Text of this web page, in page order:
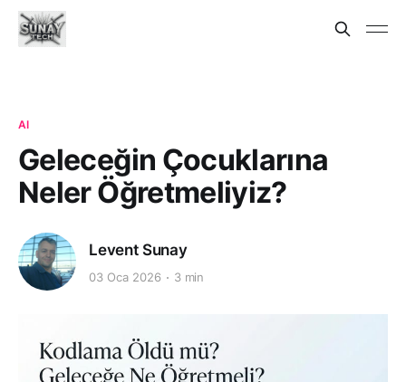
AI
Geleceğin Çocuklarına
Neler Öğretmeliyiz?
Levent Sunay
03 Oca 2026 3 min